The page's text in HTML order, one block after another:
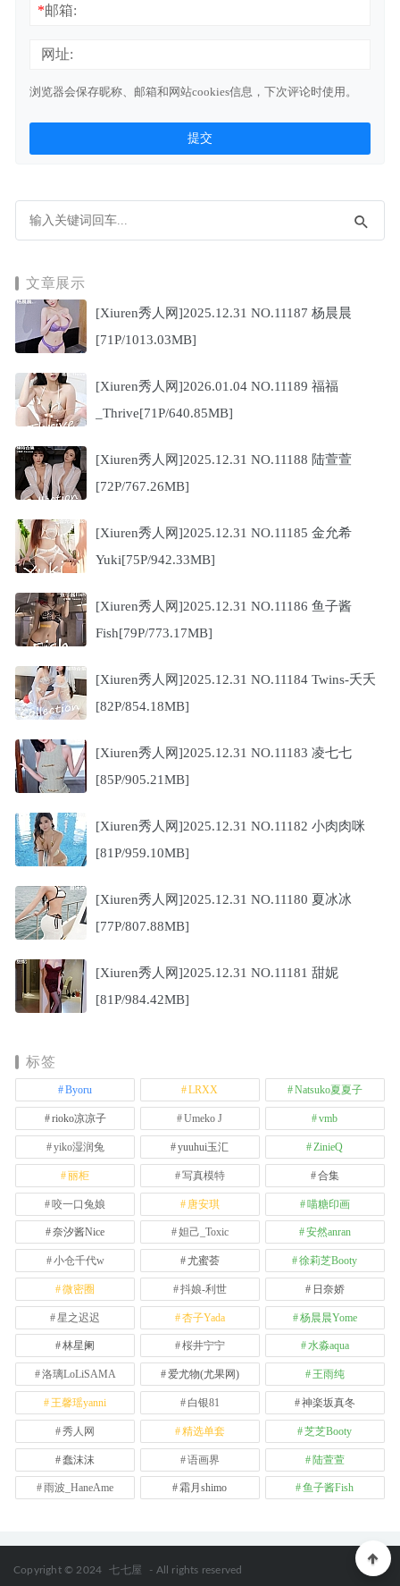
*邮箱:
网址:
浏览器会保存昵称、邮箱和网站cookies信息，下次评论时使用。
文章展示
[Xiuren秀人网]2025.12.31 NO.11187 杨晨晨
[71P/1013.03MB]
[Xiuren秀人网]2026.01.04 NO.11189 福福
_Thrive[71P/640.85MB]
[Xiuren秀人网]2025.12.31 NO.11188 陆萱萱
[72P/767.26MB]
[Xiuren秀人网]2025.12.31 NO.11185 金允希
Yuki[75P/942.33MB]
[Xiuren秀人网]2025.12.31 NO.11186 鱼子酱
Fish[79P/773.17MB]
[Xiuren秀人网]2025.12.31 NO.11184 Twins-夭夭
[82P/854.18MB]
[Xiuren秀人网]2025.12.31 NO.11183 凌七七
[85P/905.21MB]
[Xiuren秀人网]2025.12.31 NO.11182 小肉肉咪
[81P/959.10MB]
[Xiuren秀人网]2025.12.31 NO.11180 夏冰冰
[77P/807.88MB]
[Xiuren秀人网]2025.12.31 NO.11181 甜妮
[81P/984.42MB]
标签
Byoru LRXX Natsuko夏夏子
rioko凉凉子 Umeko J vmb
yiko湿润兔 yuuhui玉汇 ZinieQ
丽柜 写真模特 合集
咬一口兔娘 唐安琪 喵糖印画
奈汐酱Nice 妲己_Toxic 安然anran
小仓千代w 尤蜜荟 徐莉芝Booty
微密圈 抖娘-利世 日奈娇
星之迟迟 杏子Yada 杨晨晨Yome
林星阑 桜井宁宁 水淼aqua
洛璃LoLiSAMA 爱尤物(尤果网) 王雨纯
王馨瑶yanni 白银81 神楽坂真冬
秀人网 精选单套 芝芝Booty
蠢沫沫 语画界 陆萱萱
雨波_HaneAme 霜月shimo 鱼子酱Fish
Copyright © 2024 七七屋 - All rights reserved